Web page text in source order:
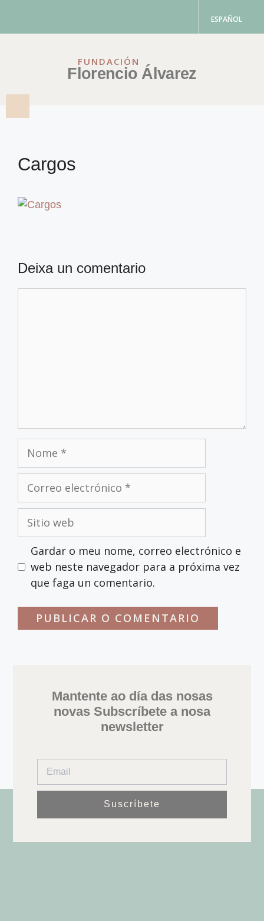
ESPAÑOL
FUNDACIÓN
Florencio Álvarez
Cargos
Deixa un comentario
Gardar o meu nome, correo electrónico e
web neste navegador para a próxima vez
que faga un comentario.
Mantente ao día das nosas
novas Subscríbete a nosa
newsletter
Suscríbete